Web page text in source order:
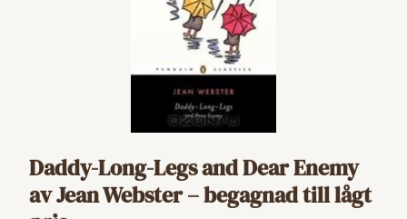
Daddy-Long-Legs and Dear Enemy
av Jean Webster – begagnad till lågt